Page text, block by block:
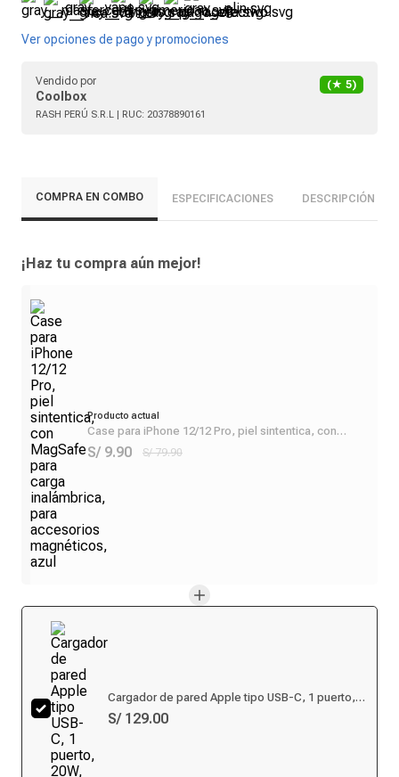
Ver opciones de pago y promociones
Vendido por
Coolbox
(★ 5)
RASH PERÚ S.R.L | RUC: 20378890161
COMPRA EN COMBO ESPECIFICACIONES DESCRIPCIÓN
¡Haz tu compra aún mejor!
Producto actual
Case para iPhone 12/12 Pro, piel sintentica, con
MagSafe para carga inalámbrica, para accesorios
magnéticos, azul
S/ 9.90 S/ 79.90
Cargador de pared Apple tipo USB-C, 1 puerto,
20W, blanco
S/ 129.00